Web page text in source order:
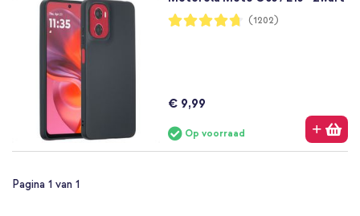
Waardering:
94%
(1202)
€ 9,99
Op voorraad
Pagina 1 van 1